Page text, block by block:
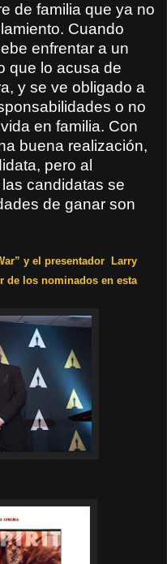
de familia que ya no
Cuando
enfrentar a un
que lo acusa de
y se ve obligado a
o no
en familia. Con
buena realización,
pero al
candidatas se
de ganar son
y el presentador Larry
de los nominados en esta